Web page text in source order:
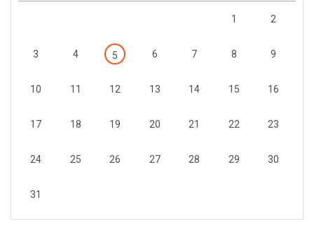
1 2
3 4 5 6 7 8 9
10 11 12 13 14 15 16
17 18 19 20 21 22 23
24 25 26 27 28 29 30
31